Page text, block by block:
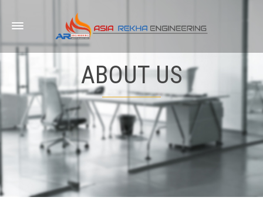
ABOUT US